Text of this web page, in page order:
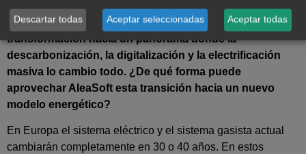
En el sector energético nos encontramos en plena
transformación hacia un panorama donde la
descarbonización, la digitalización y la electrificación
masiva lo cambio todo. ¿De qué forma puede
aprovechar AleaSoft esta transición hacia un nuevo
modelo energético?
En Europa el sistema eléctrico y el sistema gasista actual
cambiarán completamente en 30 o 40 años. En estos
Descartar todas Aceptar seleccionadas Aceptar todas